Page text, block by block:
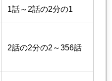
1話～2話の2分の1
2話の2分の2～356話